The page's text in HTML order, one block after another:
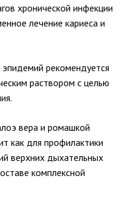
хронической инфекции
лечение кариеса и
рекомендуется
раствором с целью
вера и ромашкой
как для профилактики
верхних дыхательных
комплексной